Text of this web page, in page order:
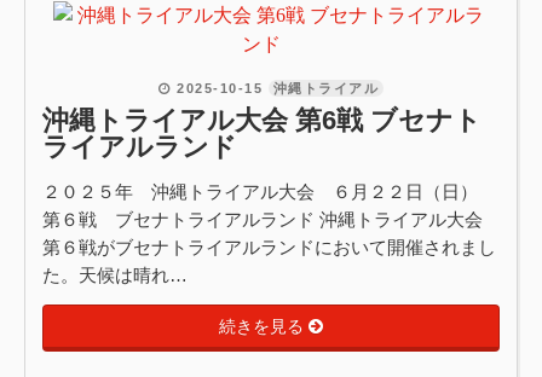
2025-10-15 沖縄トライアル
沖縄トライアル大会 第6戦 ブセナト
ライアルランド
２０２５年 沖縄トライアル大会 ６月２２日（日）
第６戦 ブセナトライアルランド 沖縄トライアル大会
第６戦がブセナトライアルランドにおいて開催されまし
た。天候は晴れ…
続きを見る